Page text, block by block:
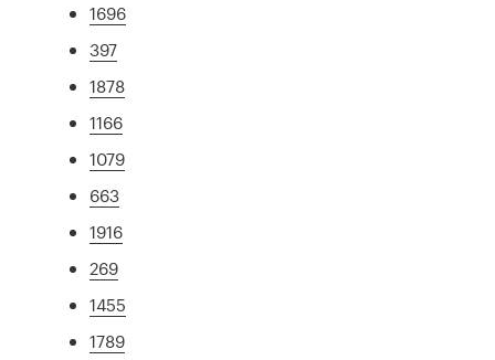
1696
397
1878
1166
1079
663
1916
269
1455
1789